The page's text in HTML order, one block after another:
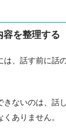
容を整理する
は、話す前に話
きないのは、話
ありません。